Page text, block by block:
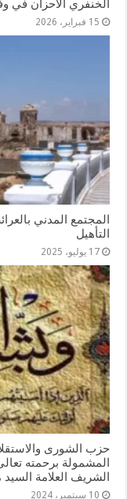
الخنفري الأحزان في
15 فبراير، 2026
المجتمع المدني
التأهيل
17 يوليو، 2025
حزب الشورى
المشمولة برحمته
الشريف العلامة
10 سبتمبر، 2024